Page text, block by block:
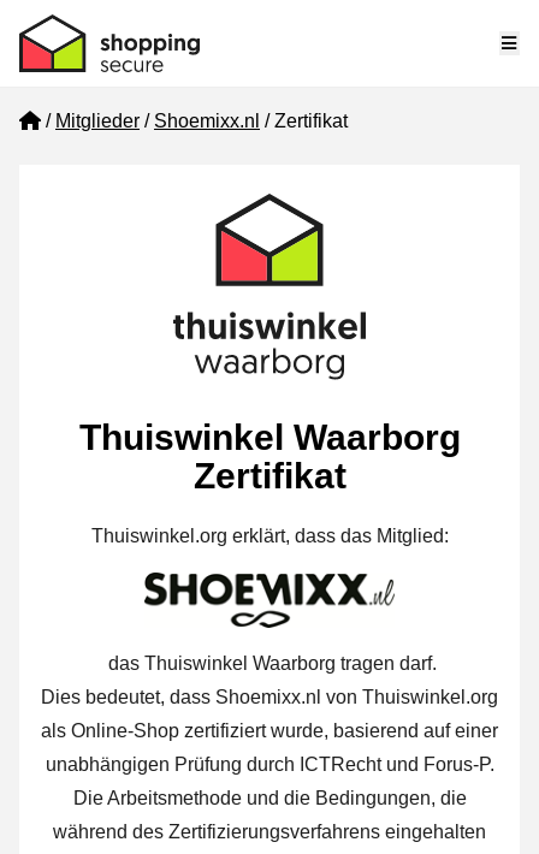
Home
Mitglieder Shoemixx.nl Zertifikat
Thuiswinkel Waarborg
Zertifikat
Thuiswinkel.org erklärt, dass das Mitglied:
das Thuiswinkel Waarborg tragen darf.
Dies bedeutet, dass Shoemixx.nl von Thuiswinkel.org
als Online-Shop zertifiziert wurde, basierend auf einer
unabhängigen Prüfung durch ICTRecht und Forus-P.
Die Arbeitsmethode und die Bedingungen, die
während des Zertifizierungsverfahrens eingehalten